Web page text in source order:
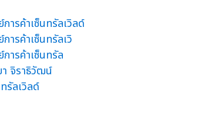
ารค้าเซ็นทรัลเวิลด์
ารค้าเซ็นทรัลเวิ
ารค้าเซ็นทรัล
า จิราธิวัฒน์
รัลเวิลด์